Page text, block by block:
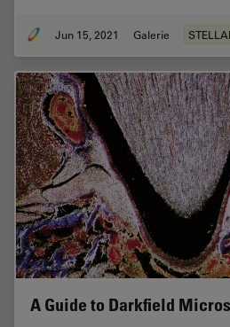
Jun 15, 2021 Galerie
A Guide to Darkfield